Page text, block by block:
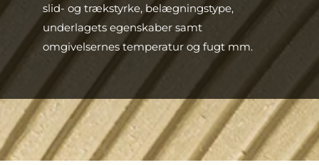
slid- og trækstyrke, belægningstype,
underlagets egenskaber samt
omgivelsernes temperatur og fugt mm.